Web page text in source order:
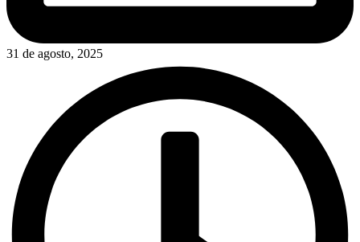
31 de agosto, 2025